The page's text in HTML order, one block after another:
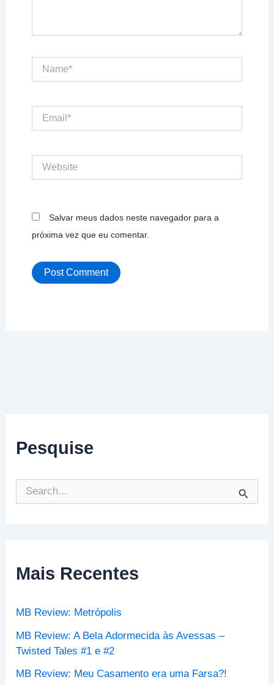
Pesquise
e
s
a
o
:
Mais Recentes
MB Review: Metrópolis
MB Review: A Bela Adormecida às Avessas –
Twisted Tales #1 e #2
MB Review: Meu Casamento era uma Farsa?!
Salvar meus dados neste navegador para a
próxima vez que eu comentar.